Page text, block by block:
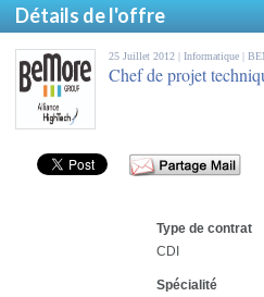
Détails de l'offre
25 Juillet 2012 |Informatique|
Chef de projet
Type de contrat
CDI
Spécialité